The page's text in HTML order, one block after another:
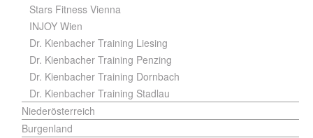
Stars Fitness Vienna
INJOY Wien
Dr. Kienbacher Training Liesing
Dr. Kienbacher Training Penzing
Dr. Kienbacher Training Dornbach
Dr. Kienbacher Training Stadlau
Niederösterreich
Burgenland